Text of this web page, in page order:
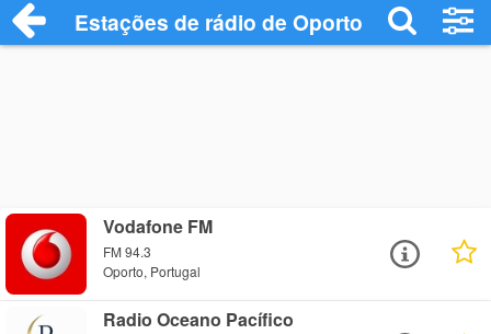
Estações de rádio de Oporto - Ouça
Vodafone FM
FM 94.3
Oporto, Portugal
Radio Oceano Pacífico